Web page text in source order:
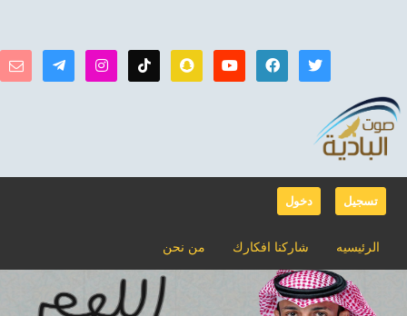
دخول تسجيل
من نحن شاركنا افكارك الرئيسيه